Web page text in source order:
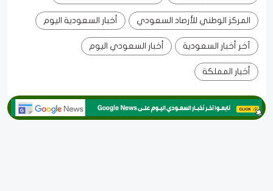
المركز الوطني للأرصاد السعودي أخبار السعودية اليوم
آخر أخبار السعودية أخبار السعودي اليوم
أخبار المملكة